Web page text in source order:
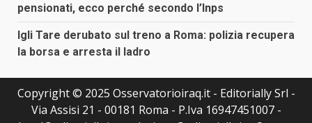
pensionati, ecco perché secondo l’Inps
Igli Tare derubato sul treno a Roma: polizia recupera
la borsa e arresta il ladro
Copyright © 2025 Osservatorioiraq.it - Editorially Srl -
Via Assisi 21 - 00181 Roma - P.Iva 16947451007 -